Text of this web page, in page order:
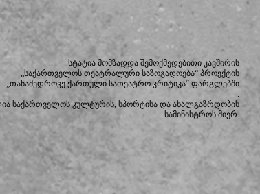
სტატია მომზადდა შემოქმედებითი კავშირის
„საქართველოს თეატრალური საზოგადოება“ პროექტის
„თანამედროვე ქართული სათეატრო კრიტიკა“ ფარგლებში
.
საქართველოს კულტურის, სპორტისა და ახალგაზრდობის
სამინისტროს მიერ.